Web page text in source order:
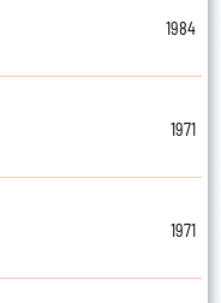
1984
1971
1971